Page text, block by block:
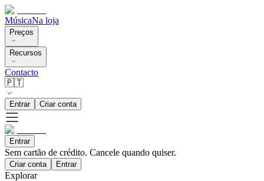
MúsicaNa loja
Preços
Recursos
Contacto
🇵🇹
Entrar Criar conta
Entrar
Sem cartão de crédito. Cancele quando quiser.
Criar conta Entrar
Explorar